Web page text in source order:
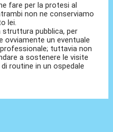
fare per la protesi al
non ne conserviamo
lei.
struttura pubblica, per
ovviamente un eventuale
tuttavia non
a sostenere le visite
routine in un ospedale